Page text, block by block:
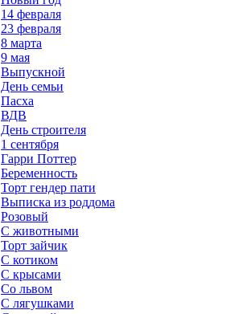
14 февраля
23 февраля
8 марта
9 мая
Выпускной
День семьи
Пасха
ВДВ
День строителя
1 сентября
Гарри Поттер
Беременность
Торт гендер пати
Выписка из роддома
Розовый
С животными
Торт зайчик
С котиком
С крысами
Со львом
С лягушками